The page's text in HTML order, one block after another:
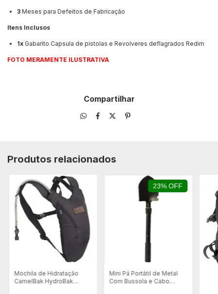
3 Meses para Defeitos de Fabricação
Itens Inclusos
1x Gabarito Capsula de pistolas e Revolveres deflagrados Redim
FOTO MERAMENTE ILUSTRATIVA
Compartilhar
Produtos relacionados
Mochila de Hidratação
CamelBak HydroBak
23% OFF
Mini Pá Portátil de Metal
Com Bussola e Cabo